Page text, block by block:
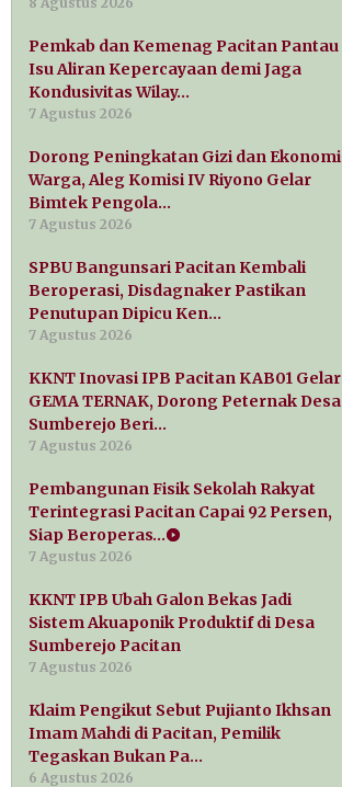
Pemkab dan Kemenag Pacitan Pantau
Isu Aliran Kepercayaan demi Jaga
Kondusivitas Wilay…
7 Agustus 2026
Dorong Peningkatan Gizi dan Ekonomi
Warga, Aleg Komisi IV Riyono Gelar
Bimtek Pengola…
7 Agustus 2026
SPBU Bangunsari Pacitan Kembali
Beroperasi, Disdagnaker Pastikan
Penutupan Dipicu Ken…
7 Agustus 2026
KKNT Inovasi IPB Pacitan KAB01 Gelar
GEMA TERNAK, Dorong Peternak Desa
Sumberejo Beri…
7 Agustus 2026
Pembangunan Fisik Sekolah Rakyat
Terintegrasi Pacitan Capai 92 Persen,
Siap Beroperas…
7 Agustus 2026
KKNT IPB Ubah Galon Bekas Jadi
Sistem Akuaponik Produktif di Desa
Sumberejo Pacitan
7 Agustus 2026
Klaim Pengikut Sebut Pujianto Ikhsan
Imam Mahdi di Pacitan, Pemilik
Tegaskan Bukan Pa…
6 Agustus 2026